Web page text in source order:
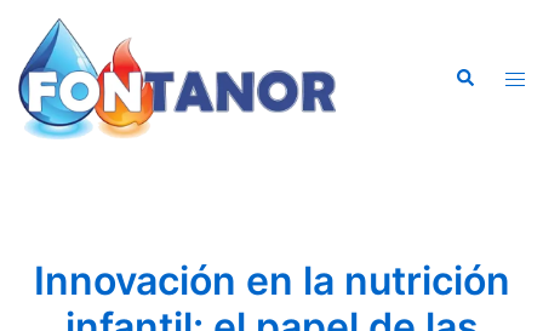
contenido
Buscar
Innovación en la nutrición